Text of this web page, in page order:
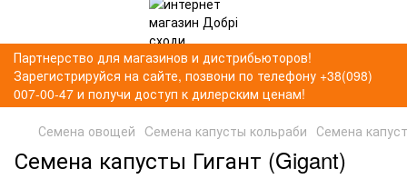
Партнерство для магазинов и дистрибьюторов!
Зарегистрируйся на сайте, позвони по телефону +38(098)
007-00-47 и получи доступ к дилерским ценам!
Семена овощей Cемена капусты кольраби Семена
Семена капусты Гигант (Gigant)